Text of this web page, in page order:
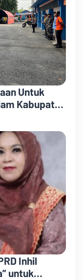
Untuk
Kabupaten
Inhil
untuk